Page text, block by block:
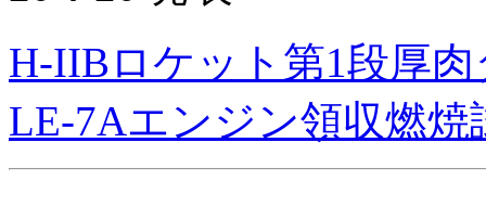
H-IIBロケット第1段厚
LE-7Aエンジン領収燃